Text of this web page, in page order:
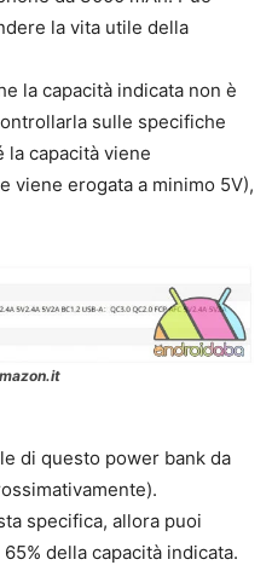
la vita utile della
la capacità indicata non è
sulle specifiche
capacità viene
viene erogata a minimo 5V),
di questo power bank da
specifica, allora puoi
della capacità indicata.